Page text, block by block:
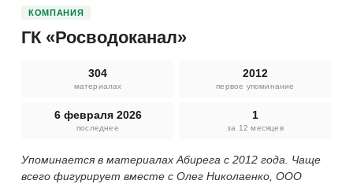
КОМПАНИЯ
ГК «Росводоканал»
304
материалах
2012
первое упоминание
6 февраля 2026
последнее
1
за 12 месяцев
Упоминается в материалах Абирега с 2012 года. Чаще
всего фигурирует вместе с Олег Николаенко, ООО